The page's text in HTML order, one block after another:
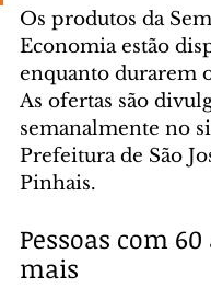
Os produtos da
Economia estão
enquanto durarem
As ofertas são
semanalmente no
Prefeitura de São
Pinhais.
Pessoas com
mais